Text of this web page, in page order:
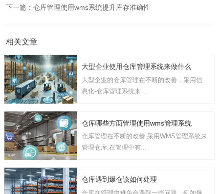
下一篇： 仓库管理使用wms系统提升库存准确性
相关文章
大型企业使用仓库管理系统来做什么
大型企业的仓库管理在不断的改善，采用信
息化-仓库管理系统来...
仓库哪些方面管理使用wms管理系统
仓库管理在不断的改善,采用WMS管理系统来
管理仓库,在管理中有...
仓库遇到爆仓该如何处理